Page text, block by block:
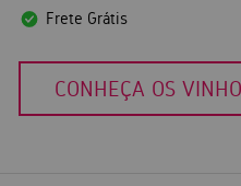
Frete Grátis
CONHEÇA OS